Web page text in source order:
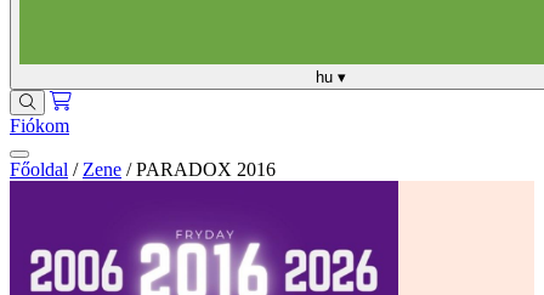
hu ▾
Fiókom
Főoldal / Zene / PARADOX 2016